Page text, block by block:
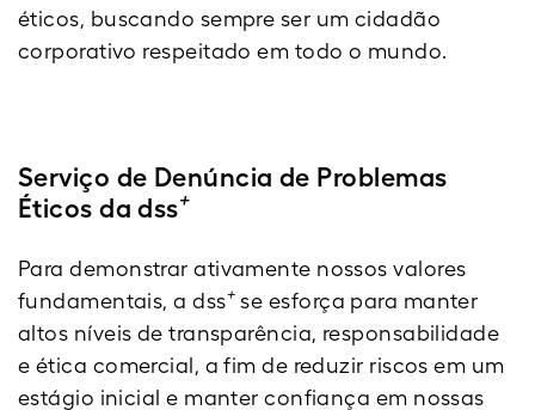
éticos, buscando sempre ser um cidadão
corporativo respeitado em todo o mundo.
Serviço de Denúncia de Problemas
Éticos da dss+
Para demonstrar ativamente nossos valores
fundamentais, a dss+ se esforça para manter
altos níveis de transparência, responsabilidade
e ética comercial, a fim de reduzir riscos em um
estágio inicial e manter confiança em nossas